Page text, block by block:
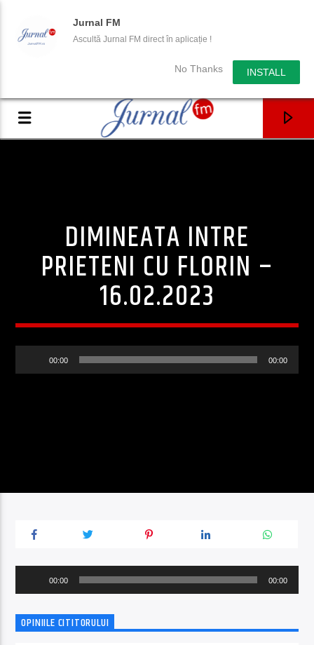
Jurnal FM
Ascultă Jurnal FM direct în aplicație !
No Thanks INSTALL
DIMINEATA INTRE
PRIETENI CU FLORIN –
16.02.2023
Player
audio
00:00 00:00
audio
00:00 00:00
OPINIILE CITITORULUI